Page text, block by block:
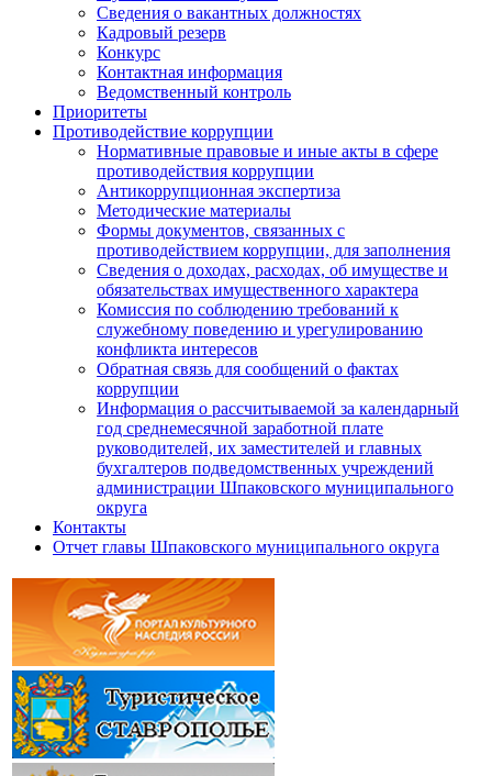
Сведения о вакантных должностях
Кадровый резерв
Конкурс
Контактная информация
Ведомственный контроль
Приоритеты
Противодействие коррупции
Нормативные правовые и иные акты в сфере
противодействия коррупции
Антикоррупционная экспертиза
Методические материалы
Формы документов, связанных с
противодействием коррупции, для заполнения
Сведения о доходах, расходах, об имуществе и
обязательствах имущественного характера
Комиссия по соблюдению требований к
служебному поведению и урегулированию
конфликта интересов
Обратная связь для сообщений о фактах
коррупции
Информация о рассчитываемой за календарный
год среднемесячной заработной плате
руководителей, их заместителей и главных
бухгалтеров подведомственных учреждений
администрации Шпаковского муниципального
округа
Контакты
Отчет главы Шпаковского муниципального округа